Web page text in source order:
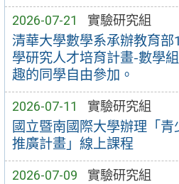
2026-07-21 實驗研究組
清華大學數學系承辦教育
學研究人才培育計畫-數學
趣的同學自由參加。
2026-07-11 實驗研究組
國立暨南國際大學辦理「
推廣計畫」線上課程
2026-07-09 實驗研究組